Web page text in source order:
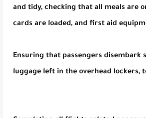
and tidy, checking that all meals are
cards are loaded, and first aid
Ensuring that passengers
luggage left in the overhead lockers,